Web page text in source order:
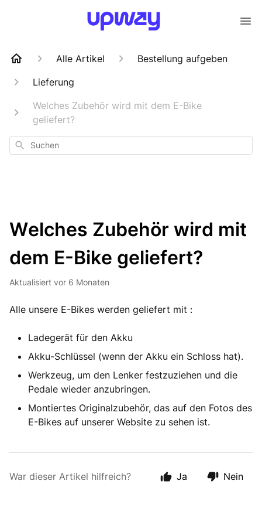
Alle Artikel
Bestellung aufgeben
Lieferung
Welches Zubehör wird mit dem E-Bike
geliefert?
Suchen
Welches Zubehör wird mit
dem E-Bike geliefert?
Aktualisiert vor 6 Monaten
Alle unsere E-Bikes werden geliefert mit :
Ladegerät für den Akku
Akku-Schlüssel (wenn der Akku ein Schloss hat).
Werkzeug, um den Lenker festzuziehen und die
Pedale wieder anzubringen.
Montiertes Originalzubehör, das auf den Fotos des
E-Bikes auf unserer Website zu sehen ist.
War dieser Artikel hilfreich? Ja Nein